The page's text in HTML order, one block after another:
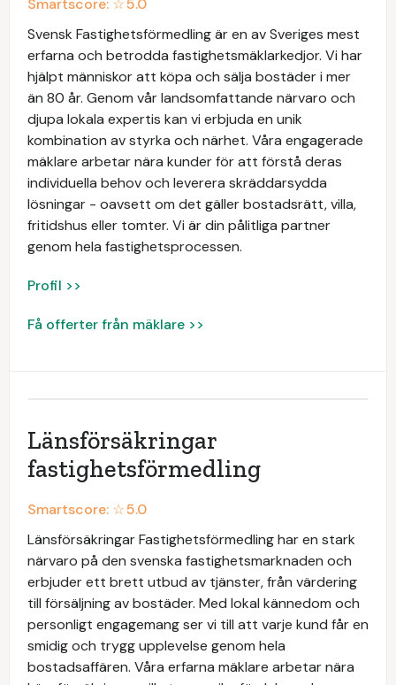
Smartscore: ☆5.0
Svensk Fastighetsförmedling är en av Sveriges mest
erfarna och betrodda fastighetsmäklarkedjor. Vi har
hjälpt människor att köpa och sälja bostäder i mer
än 80 år. Genom vår landsomfattande närvaro och
djupa lokala expertis kan vi erbjuda en unik
kombination av styrka och närhet. Våra engagerade
mäklare arbetar nära kunder för att förstå deras
individuella behov och leverera skräddarsydda
lösningar - oavsett om det gäller bostadsrätt, villa,
fritidshus eller tomter. Vi är din pålitliga partner
genom hela fastighetsprocessen.
Profil >>
Få offerter från mäklare >>
Länsförsäkringar
fastighetsförmedling
Smartscore: ☆5.0
Länsförsäkringar Fastighetsförmedling har en stark
närvaro på den svenska fastighetsmarknaden och
erbjuder ett brett utbud av tjänster, från värdering
till försäljning av bostäder. Med lokal kännedom och
personligt engagemang ser vi till att varje kund får en
smidig och trygg upplevelse genom hela
bostadsaffären. Våra erfarna mäklare arbetar nära